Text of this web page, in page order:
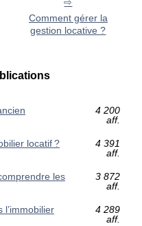
Comment gérer la
gestion locative ?
4 200
aff.
locatif ?
4 391
aff.
les
3 872
aff.
l’immobilier
4 289
aff.